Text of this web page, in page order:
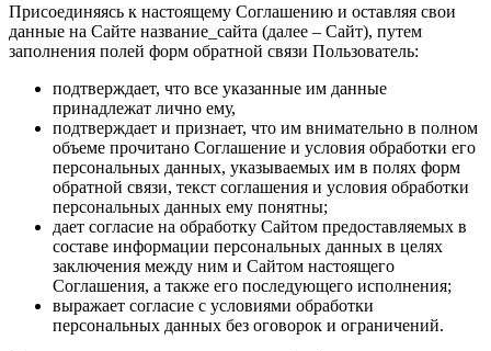
Присоединяясь к настоящему Соглашению и оставляя свои
данные на Сайте название_сайта (далее – Сайт), путем
заполнения полей форм обратной связи Пользователь:
подтверждает, что все указанные им данные
принадлежат лично ему,
подтверждает и признает, что им внимательно в полном
объеме прочитано Соглашение и условия обработки его
персональных данных, указываемых им в полях форм
обратной связи, текст соглашения и условия обработки
персональных данных ему понятны;
дает согласие на обработку Сайтом предоставляемых в
составе информации персональных данных в целях
заключения между ним и Сайтом настоящего
Соглашения, а также его последующего исполнения;
выражает согласие с условиями обработки
персональных данных без оговорок и ограничений.